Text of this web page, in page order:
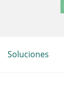
Soluciones